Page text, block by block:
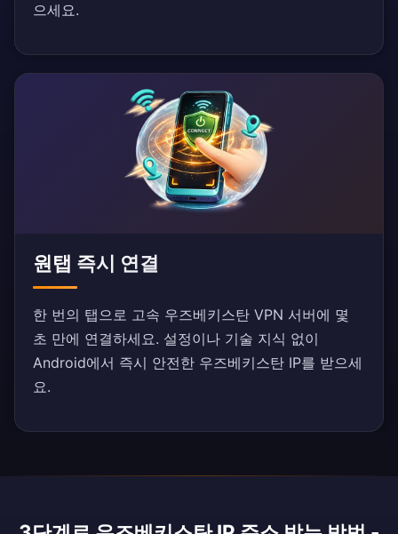
으세요.
원탭 즉시 연결
한 번의 탭으로 고속 우즈베키스탄 VPN 서버에 몇
초 만에 연결하세요. 설정이나 기술 지식 없이
Android에서 즉시 안전한 우즈베키스탄 IP를 받으세
요.